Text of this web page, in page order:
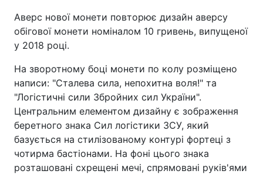
Аверс нової монети повторює дизайн аверсу
обігової монети номіналом 10 гривень, випущеної
у 2018 році.
На зворотному боці монети по колу розміщено
написи: "Сталева сила, непохитна воля!" та
"Логістичні сили Збройних сил України".
Центральним елементом дизайну є зображення
беретного знака Сил логістики ЗСУ, який
базується на стилізованому контурі фортеці з
чотирма бастіонами. На фоні цього знака
розташовані схрещені мечі, спрямовані руків'ями